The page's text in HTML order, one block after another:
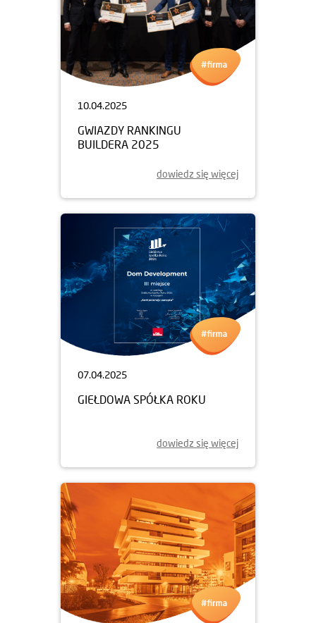
10.04.2025
GWIAZDY RANKINGU
BUILDERA 2025
dowiedz się więcej
07.04.2025
GIEŁDOWA SPÓŁKA ROKU
dowiedz się więcej